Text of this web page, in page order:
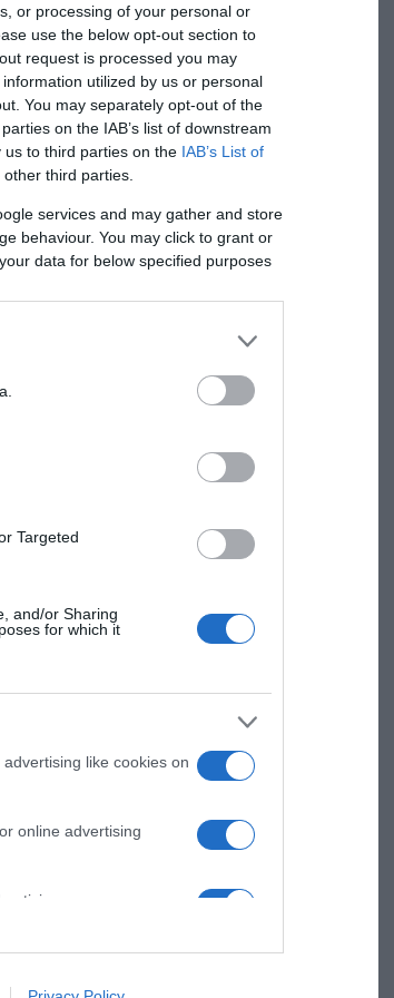
or processing of your personal or
use the below opt-out section to
request is processed you may
utilized by us or personal
You may separately opt-out of the
on the IAB’s list of downstream
to third parties on the IAB’s List of
third parties.
services and may gather and store
behaviour. You may click to grant or
data for below specified purposes
Targeted
and/or Sharing
for which it
like cookies on
online advertising
like cookies on
önmagán,
A mi kis
vagy a
a
a
továbbra
Úgy
társadalmi
legyen
is
majd
miatt